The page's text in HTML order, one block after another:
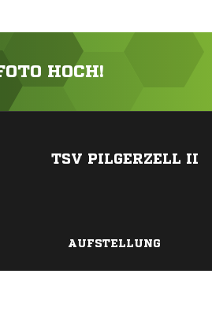
HOCH!
TSV PILGERZELL II
AUFSTELLUNG